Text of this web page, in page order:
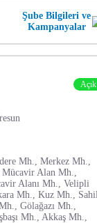
Şube Bilgileri ve
Kampanyalar
Açık
Mh., Merkez Mh.,
Alan Mh.,
Alanı Mh., Velipli
Mh., Kuz Mh.,
Gölağazı Mh.,
Mh., Akkaş Mh.,